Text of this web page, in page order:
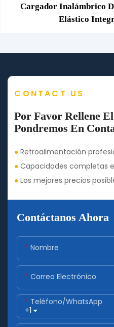
Cargador Inalámbrico
Elástico
CONTACT US
Por Favor Rellene
Pondremos En
● Retroalimentación
● Capacidades completas
● Los mejores precios
Contáctanos Ahora
Nombre
Correo Electrónico
+1
Teléfono/WhatsApp